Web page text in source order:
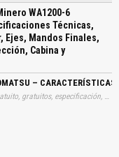
WA1200-6
Técnicas,
Ejes, Mandos Finales,
Cabina y
–